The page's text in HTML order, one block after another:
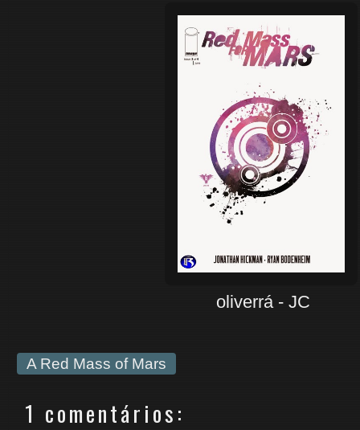
oliverrá - JC
A Red Mass of Mars
1 comentários: